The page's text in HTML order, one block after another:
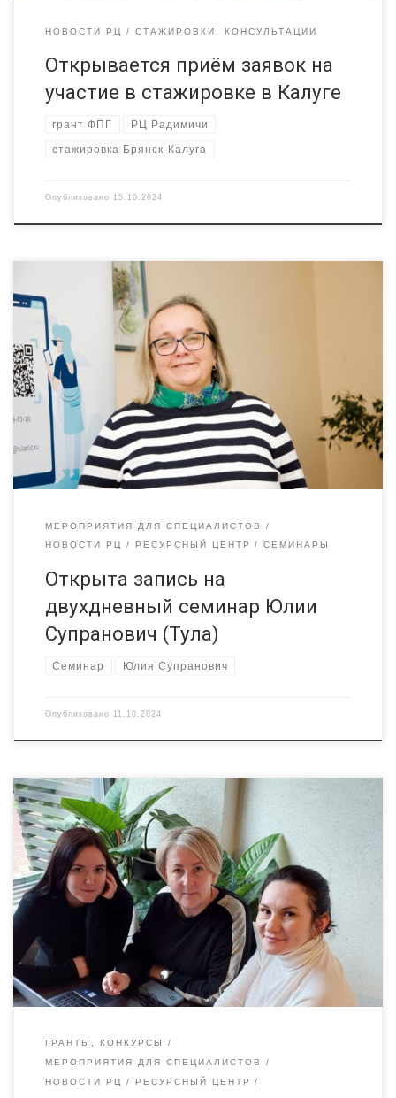
НОВОСТИ РЦ СТАЖИРОВКИ, КОНСУЛЬТАЦИИ
Открывается приём заявок на
участие в стажировке в Калуге
грант ФПГ РЦ Радимичи
стажировка Брянск-Калуга
Опубликовано 15.10.2024
Уже на следующей неделе к нам приедет Юлия Супранович
Она проведет двухдневный семинар на разные темы каждый
день.
Бизнес и НКО: — зачем НКО сотрудничать с
бизнесом? — для чего бизнесу сотрудничать с НКО? — как и с
чем идти к бизнесу, если он малый, крупный? — какие бывают
форматы сотрудничества? […]
МЕРОПРИЯТИЯ ДЛЯ СПЕЦИАЛИСТОВ
НОВОСТИ РЦ
РЕСУРСНЫЙ ЦЕНТР СЕМИНАРЫ
Открыта запись на
двухдневный семинар Юлии
Супранович (Тула)
Семинар Юлия Супранович
Опубликовано 11.10.2024
Уважаемые коллеги, успевайте записаться к нам на
консультации, у нас есть действующий грант Фонда
президентских грантов, направленный на развитие сектора
некоммерческой экономики Брянской области. Мы поможем
вам с составлением грантовой заявки на конкурсы
президентских грантов. Записаться на консультацию можно
по этой ссылке https://forms.gle/LMB8RtZ7zByqh7CNA
«Ресурсный центр «Радимичи» — системное сотрудничество
для […]
ГРАНТЫ, КОНКУРСЫ
МЕРОПРИЯТИЯ ДЛЯ СПЕЦИАЛИСТОВ
НОВОСТИ РЦ
РЕСУРСНЫЙ ЦЕНТР